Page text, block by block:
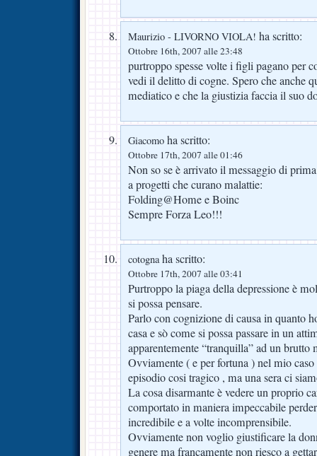
Maurizio - LIVORNO VIOLA! ha scritto:
Ottobre 16th, 2007 alle 23:48
purtroppo spesse volte i figli pagano per
vedi il delitto di cogne. Spero che anche
mediatico e che la giustizia faccia il suo
Giacomo ha scritto:
Ottobre 17th, 2007 alle 01:46
Non so se è arrivato il messaggio di
a progetti che curano malattie:
Folding@Home e Boinc
Sempre Forza Leo!!!
cotognaha scritto:
Ottobre 17th, 2007 alle 03:41
Purtroppo la piaga della depressione è
si possa pensare.
Parlo con cognizione di causa in quanto
casa e sò come si possa passare in un
apparentemente “tranquilla” ad un brutto
Ovviamente ( e per fortuna ) nel mio
episodio cosi tragico , ma una sera ci
La cosa disarmante è vedere un proprio
comportato in maniera impeccabile
incredibile e a volte incomprensibile.
Ovviamente non voglio giustificare la
genere ma francamente non riesco a